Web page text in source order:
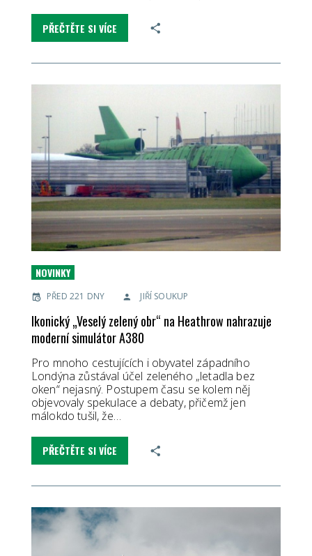
PŘEČTĚTE SI VÍCE
NOVINKY
PŘED 221 DNY JIŘÍ SOUKUP
Ikonický „Veselý zelený obr“ na Heathrow nahrazuje
moderní simulátor A380
Pro mnoho cestujících i obyvatel západního
Londýna zůstával účel zeleného „letadla bez
oken“ nejasný. Postupem času se kolem něj
objevovaly spekulace a debaty, přičemž jen
málokdo tušil, že…
PŘEČTĚTE SI VÍCE